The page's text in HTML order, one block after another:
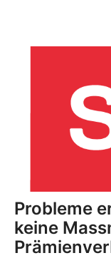
Probleme
keine